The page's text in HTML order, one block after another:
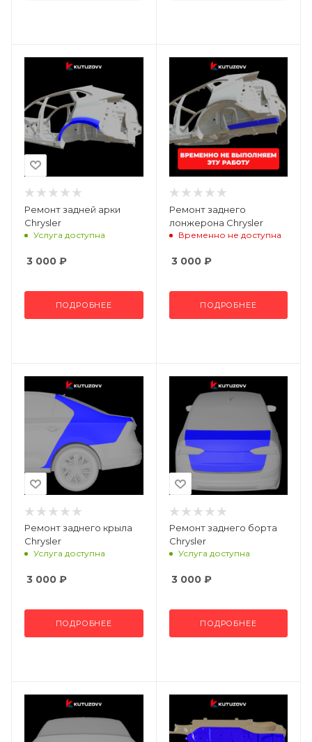
Ремонт задней арки
Chrysler
Услуга доступна
3 000 ₽
ПОДРОБНЕЕ
Ремонт заднего
лонжерона Chrysler
Временно не доступна
3 000₽
ПОДРОБНЕЕ
Ремонт заднего крыла
Chrysler
Услуга доступна
3 000 ₽
ПОДРОБНЕЕ
Ремонт заднего борта
Chrysler
Услуга доступна
3 000₽
ПОДРОБНЕЕ